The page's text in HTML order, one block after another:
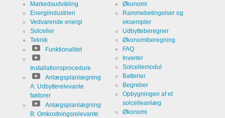
Markedsudvikling
Energiindustrien
Vedvarende energi
Solceller
Teknik
Funktionalitet
Installationsprocedure
Anlægsplanlægning
A: Udbytterelevante
faktorer
Anlægsplanlægning
B: Omkostningsrelevante
Økonomi
Rammebetingelser og
eksempler
Udbytteberegner
Økonomiberegning
FAQ
Inverter
Solcellemodul
Batterier
Begreber
Opbygningen af et
solcelleanlæg
Økonomi
Infos schließen